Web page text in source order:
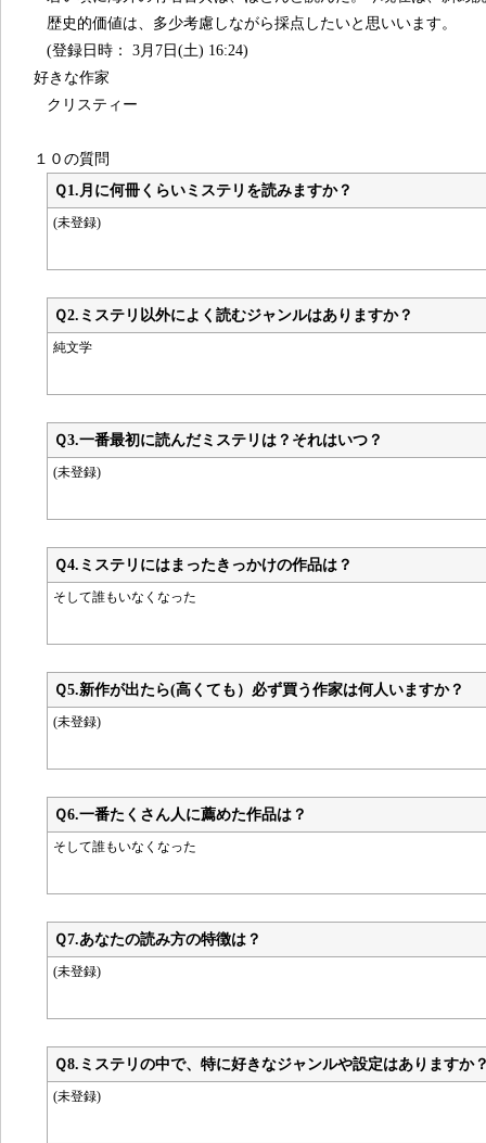
歴史的価値は、多少考慮しながら採点したいと思いいます。
(登録日時： 3月7日(土) 16:24)
好きな作家
クリスティー
１０の質問
Ｑ1. 月に何冊くらいミステリを読みますか？
(未登録)
Ｑ2. ミステリ以外によく読むジャンルはありますか？
純文学
Ｑ3.一番最初に読んだミステリは？それはいつ？
(未登録)
Ｑ4. ミステリにはまったきっかけの作品は？
そして誰もいなくなった
Ｑ5.新作が出たら(高くても）必ず買う作家は何人いますか？
(未登録)
Ｑ6.一番たくさん人に薦めた作品は？
そして誰もいなくなった
Ｑ7.あなたの読み方の特徴は？
(未登録)
Ｑ8. ミステリの中で、特に好きなジャンルや設定はありますか
(未登録)